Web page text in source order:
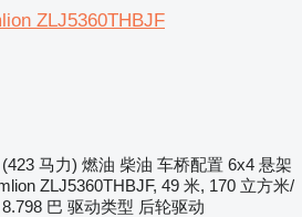
ZLJ5360THBJF
马力) 燃油 柴油 车桥配置 6x4 悬架
ZLJ5360THBJF, 49 米, 170 立方米/
8.798 巴 驱动类型 后轮驱动